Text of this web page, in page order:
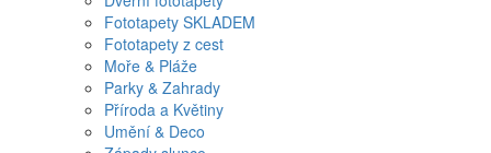
Fototapety SKLADEM
Fototapety z cest
Moře & Pláže
Parky & Zahrady
Příroda a Květiny
Umění & Deco